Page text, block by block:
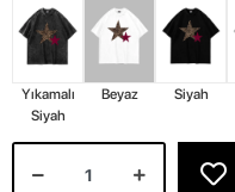
Yıkamalı
Siyah
Beyaz Siyah